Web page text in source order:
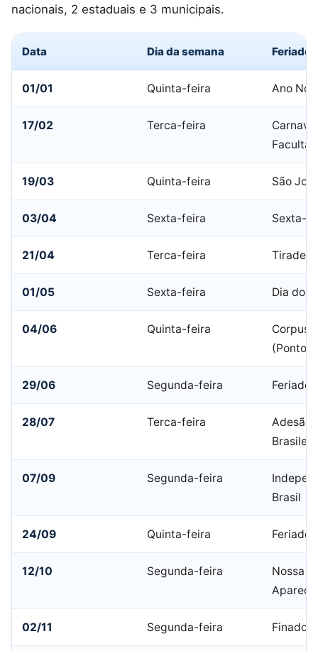
nacionais, 2 estaduais e 3 municipais.
Data Dia da semana Feriado
01/01 Quinta-feira Ano
17/02 Terca-feira
19/03 Quinta-feira São
03/04 Sexta-feira Sexta-
21/04 Terca-feira
01/05 Sexta-feira Dia do
04/06 Quinta-feira
Corpus
(Ponto
29/06 Segunda-feira Feriado
28/07 Terca-feira
Adesão
07/09 Segunda-feira
Brasil
24/09 Quinta-feira Feriado
12/10 Segunda-feira
Nossa
02/11 Segunda-feira Finados